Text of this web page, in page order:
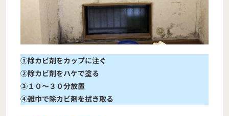
①除カビ剤をカップに注ぐ
②除カビ剤をハケで塗る
③１０～３０分放置
④雑巾で除カビ剤を拭き取る